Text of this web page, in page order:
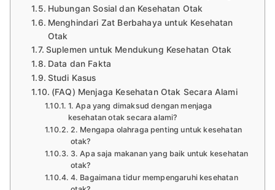
Hubungan Sosial dan Kesehatan Otak
Menghindari Zat Berbahaya untuk Kesehatan
Otak
Suplemen untuk Mendukung Kesehatan Otak
Data dan Fakta
Studi Kasus
(FAQ) Menjaga Kesehatan Otak Secara Alami
1. Apa yang dimaksud dengan menjaga
kesehatan otak secara alami?
2. Mengapa olahraga penting untuk kesehatan
otak?
3. Apa saja makanan yang baik untuk kesehatan
otak?
4. Bagaimana tidur mempengaruhi kesehatan